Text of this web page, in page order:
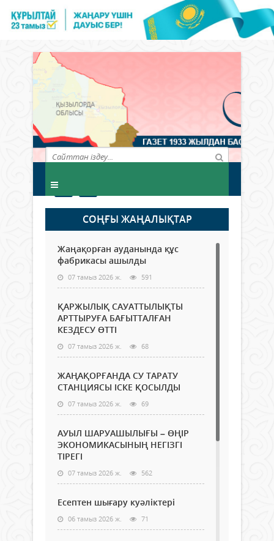
СОҢҒЫ ЖАҢАЛЫҚТАР
Жаңақорған ауданында құс
фабрикасы ашылды
07 тамыз 2026 ж. 591
ҚАРЖЫЛЫҚ САУАТТЫЛЫҚТЫ
АРТТЫРУҒА БАҒЫТТАЛҒАН
КЕЗДЕСУ ӨТТІ
07 тамыз 2026 ж. 68
ЖАҢАҚОРҒАНДА СУ ТАРАТУ
СТАНЦИЯСЫ ІСКЕ ҚОСЫЛДЫ
07 тамыз 2026 ж. 69
АУЫЛ ШАРУАШЫЛЫҒЫ – ӨҢІР
ЭКОНОМИКАСЫНЫҢ НЕГІЗГІ
ТІРЕГІ
07 тамыз 2026 ж. 562
Есептен шығару куәліктері
06 тамыз 2026 ж. 71